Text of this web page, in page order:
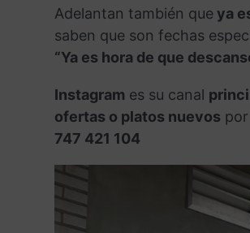
Adelantan también queya
saben que son fechas
“Ya es hora de que
Instagram es su canal
ofertas o platos nuevos
747 421 104